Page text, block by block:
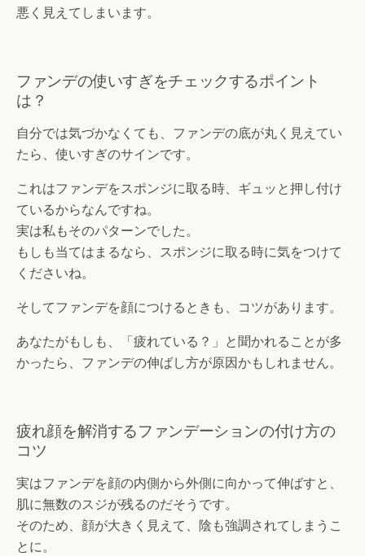
悪く見えてしまいます。
ファンデの使いすぎをチェックするポイント
は？
自分では気づかなくても、ファンデの底が丸く見えてい
たら、使いすぎのサインです。
これはファンデをスポンジに取る時、ギュッと押し付け
ているからなんですね。
実は私もそのパターンでした。
もしも当てはまるなら、スポンジに取る時に気をつけて
くださいね。
そしてファンデを顔につけるときも、コツがあります。
あなたがもしも、「疲れている？」と聞かれることが多
かったら、ファンデの伸ばし方が原因かもしれません。
疲れ顔を解消するファンデーションの付け方の
コツ
実はファンデを顔の内側から外側に向かって伸ばすと、
肌に無数のスジが残るのだそうです。
そのため、顔が大きく見えて、陰も強調されてしまうこ
とに。